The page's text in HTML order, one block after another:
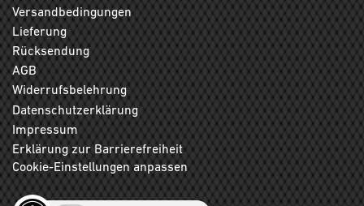
Versandbedingungen
Lieferung
Rücksendung
AGB
Widerrufsbelehrung
Datenschutzerklärung
Impressum
Erklärung zur Barrierefreiheit
Cookie-Einstellungen anpassen